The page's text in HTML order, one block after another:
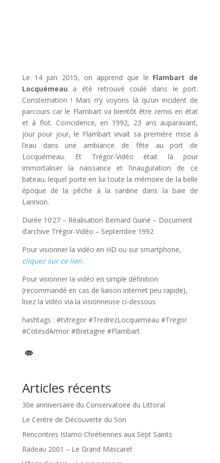
Le 14 juin 2015, on apprend que le Flambart de
Locquémeau a été retrouvé coulé dans le port.
Consternation ! Mais n’y voyons là qu’un incident de
parcours car le Flambart va bientôt être remis en état
et à flot. Coïncidence, en 1992, 23 ans auparavant,
jour pour jour, le Flambart vivait sa première mise à
l’eau dans une ambiance de fête au port de
Locquémeau. Et Trégor-Vidéo était là pour
immortaliser la naissance et l’inauguration de ce
bateau, lequel porte en lui toute la mémoire de la belle
époque de la pêche à la sardine dans la baie de
Lannion.
Durée 10’27 – Réalisation Bernard Guiné – Document
d’archive Trégor-Vidéo – Septembre 1992
Pour visionner la vidéo en HD ou sur smartphone,
cliquez sur ce lien.
Pour visionner la vidéo en simple définition
(recommandé en cas de liaison internet peu rapide),
lisez la vidéo via la visionneuse ci-dessous
hashtags : #tvtregor #TredrezLocquemeau #Tregor
#CotesdArmor #Bretagne #Flambart
Articles récents
30e anniversaire du Conservatoire du Littoral
Le Centre de Découverte du Son
Rencontres Islamo Chrétiennes aux Sept Saints
Radeau 2001 – Le Grand Mascaret